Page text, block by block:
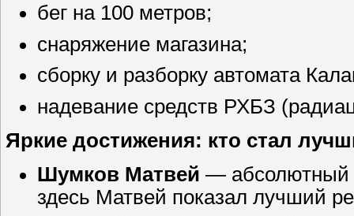
бег на 100 метров;
снаряжение магазина;
сборку и разборку автомата
надевание средств РХБЗ
Яркие достижения: кто стал
Шумков Матвей — абсолютный
здесь Матвей показал лучший